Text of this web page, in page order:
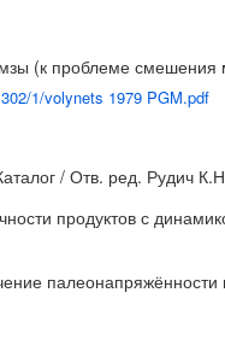
(к проблеме
1/volynets 1979 PGM.pdf
/ Отв. ред. Рудич
продуктов с